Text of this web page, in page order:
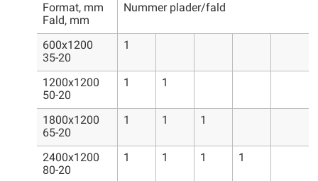
Format, mm
Fald, mm
Nummer plader/fald
600x1200
35-20
1
1200x1200
50-20
1 1
1800x1200
65-20
1 1 1
2400x1200
80-20
1 1 1 1